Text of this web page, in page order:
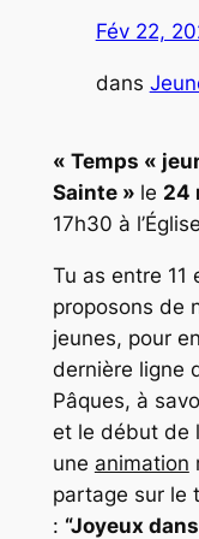
Fév 22,
dans
« Temps «
Sainte » le 24
17h30 à
Tu as entre 11
proposons de
jeunes, pour
dernière ligne
Pâques, à
et le début de
une animation
partage sur le
: “Joyeux